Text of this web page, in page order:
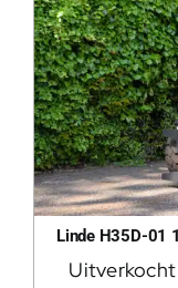
Linde H35D-01
Uitverkocht